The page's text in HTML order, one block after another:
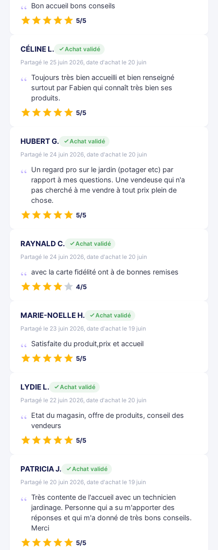
Bon accueil bons conseils
5/5
CÉLINE L.
Achat validé
Partagé le 25 juin 2026, date d'achat le 20 juin
Toujours très bien accueilli et bien renseigné
surtout par Fabien qui connaît très bien ses
produits.
5/5
HUBERT G.
Achat validé
Partagé le 24 juin 2026, date d'achat le 20 juin
Un regard pro sur le jardin (potager etc) par
rapport à mes questions. Une vendeuse qui n'a
pas cherché à me vendre à tout prix plein de
chose.
5/5
RAYNALD C.
Achat validé
Partagé le 24 juin 2026, date d'achat le 20 juin
avec la carte fidélité ont à de bonnes remises
4/5
MARIE-NOELLE H.
Achat validé
Partagé le 23 juin 2026, date d'achat le 19 juin
Satisfaite du produit,prix et accueil
5/5
LYDIE L.
Achat validé
Partagé le 22 juin 2026, date d'achat le 20 juin
Etat du magasin, offre de produits, conseil des
vendeurs
5/5
PATRICIA J.
Achat validé
Partagé le 20 juin 2026, date d'achat le 19 juin
Très contente de l'accueil avec un technicien
jardinage. Personne qui a su m'apporter des
réponses et qui m'a donné de très bons conseils.
Merci
5/5